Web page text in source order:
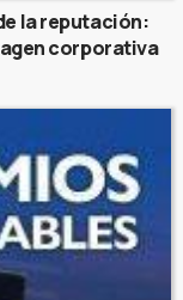
la reputación:
corporativa